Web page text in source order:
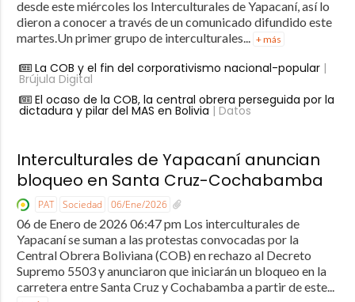
desde este miércoles los Interculturales de Yapacaní, así lo
dieron a conocer a través de un comunicado difundido este
martes.Un primer grupo de interculturales... + más
La COB y el fin del corporativismo nacional-popular|
Brújula Digital
El ocaso de la COB, la central obrera perseguida por la
dictadura y pilar del MAS en Bolivia | Datos
Interculturales de Yapacaní anuncian
bloqueo en Santa Cruz-Cochabamba
PAT Sociedad 06/Ene/2026
06 de Enero de 2026 06:47 pm Los interculturales de
Yapacaní se suman a las protestas convocadas por la
Central Obrera Boliviana (COB) en rechazo al Decreto
Supremo 5503 y anunciaron que iniciarán un bloqueo en la
carretera entre Santa Cruz y Cochabamba a partir de este...